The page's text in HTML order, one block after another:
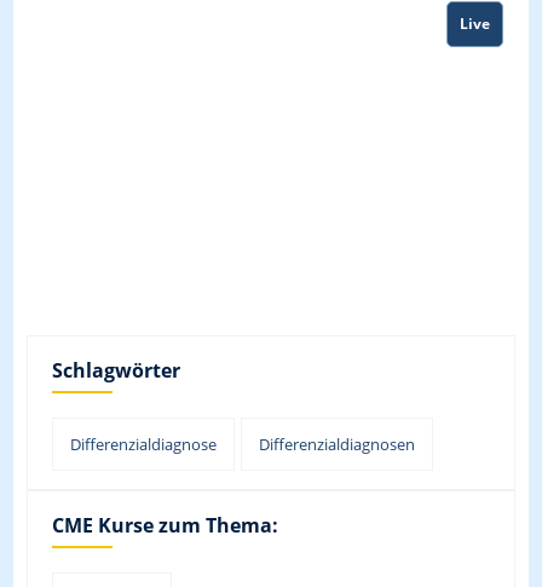
Live
Schlagwörter
Differenzialdiagnose Differenzialdiagnosen
CME Kurse zum Thema: